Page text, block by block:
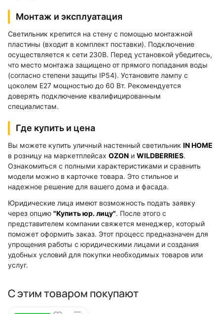
Монтаж и эксплуатация
Светильник крепится на стену с помощью монтажной
пластины (входит в комплект поставки). Подключение
осуществляется к сети 230В. Перед установкой убедитесь,
что место монтажа защищено от прямого попадания воды
(согласно степени защиты IP54). Установите лампу с
цоколем E27 мощностью до 60 Вт. Рекомендуется
доверять подключение квалифицированным
специалистам.
Где купить и цена
Вы можете купить уличный настенный светильник IN HOME
в розницу на маркетплейсах OZON и WILDBERRIES.
Ознакомиться с полными характеристиками и сравнить
модели можно в карточке товара. Это стильное и
надежное решение для вашего дома и фасада.
Юридические лица имеют возможность подать заявку
через опцию "Купить юр. лицу". После этого с
представителем компании свяжется менеджер, который
поможет оформить заказ. Этот процесс предназначен для
упрощения работы с юридическими лицами и создания
удобных условий для покупки необходимых товаров или
услуг.
С этим товаром покупают